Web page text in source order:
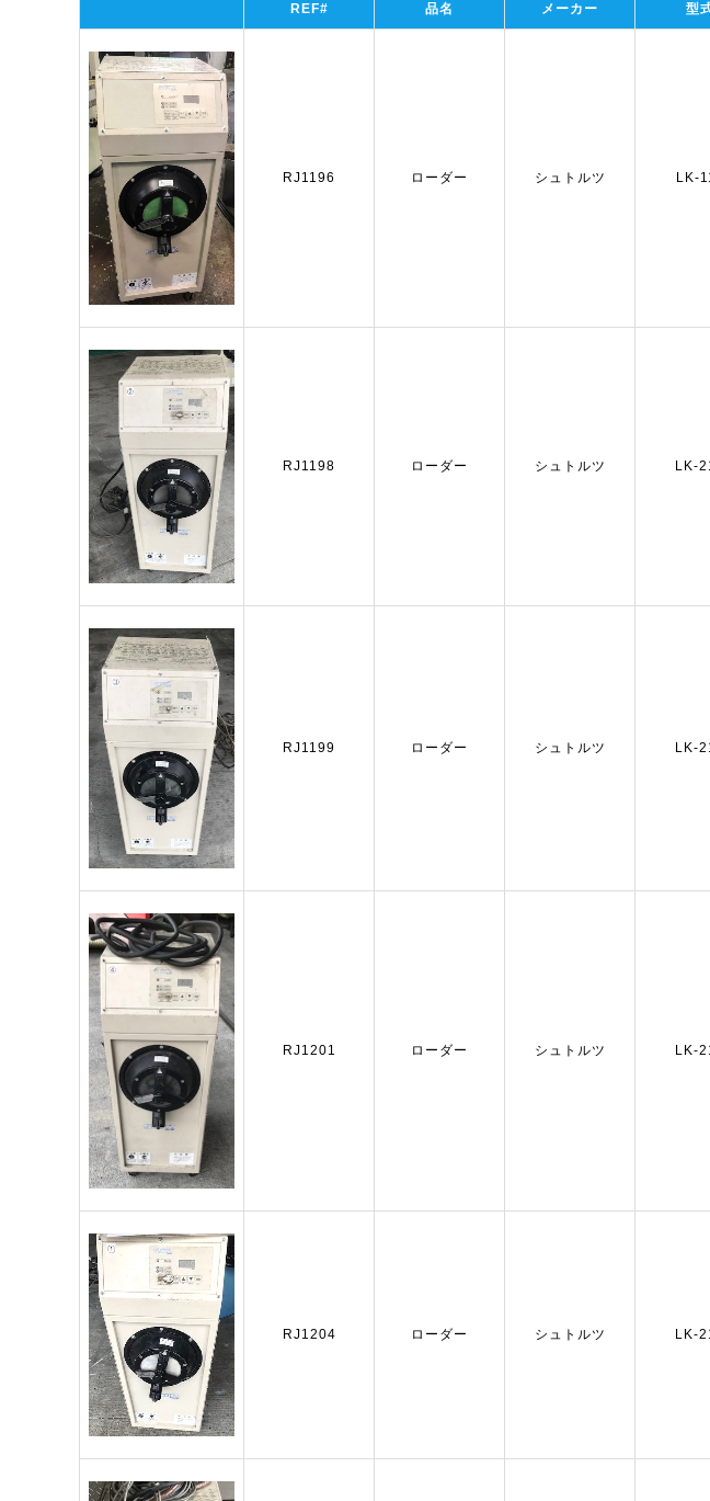
REF# 品名 メーカー 型
RJ1196 ローダー シュトルツ LK-
RJ1198 ローダー シュトルツ LK-
RJ1199 ローダー シュトルツ LK-
RJ1201 ローダー シュトルツ LK-
RJ1204 ローダー シュトルツ LK-